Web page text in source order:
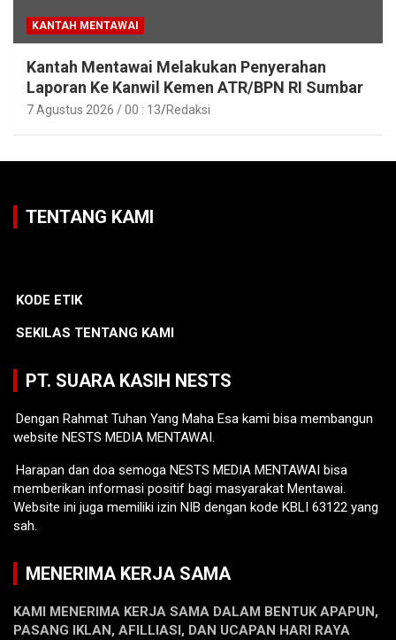
KANTAH MENTAWAI
Kantah Mentawai Melakukan Penyerahan
Laporan Ke Kanwil Kemen ATR/BPN RI Sumbar
7 Agustus 2026 / 00 : 13 Redaksi
TENTANG KAMI
KODE ETIK
SEKILAS TENTANG KAMI
PT. SUARA KASIH NESTS
Dengan Rahmat Tuhan Yang Maha Esa kami bisa membangun
website NESTS MEDIA MENTAWAI.
Harapan dan doa semoga NESTS MEDIA MENTAWAI bisa
memberikan informasi positif bagi masyarakat Mentawai.
Website ini juga memiliki izin NIB dengan kode KBLI 63122 yang
sah.
MENERIMA KERJA SAMA
KAMI MENERIMA KERJA SAMA DALAM BENTUK APAPUN,
PASANG IKLAN, AFILLIASI, DAN UCAPAN HARI RAYA